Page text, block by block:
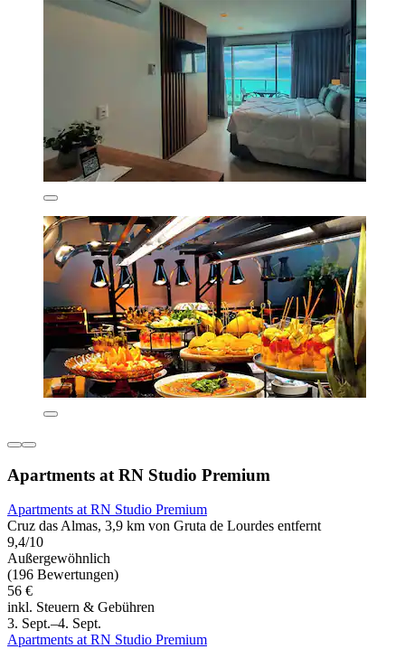
Apartments at RN Studio Premium
Apartments at RN Studio Premium
Cruz das Almas, 3,9 km von Gruta de Lourdes entfernt
9,4/10
Außergewöhnlich
(196 Bewertungen)
56 €
inkl. Steuern & Gebühren
3. Sept.–4. Sept.
Apartments at RN Studio Premium